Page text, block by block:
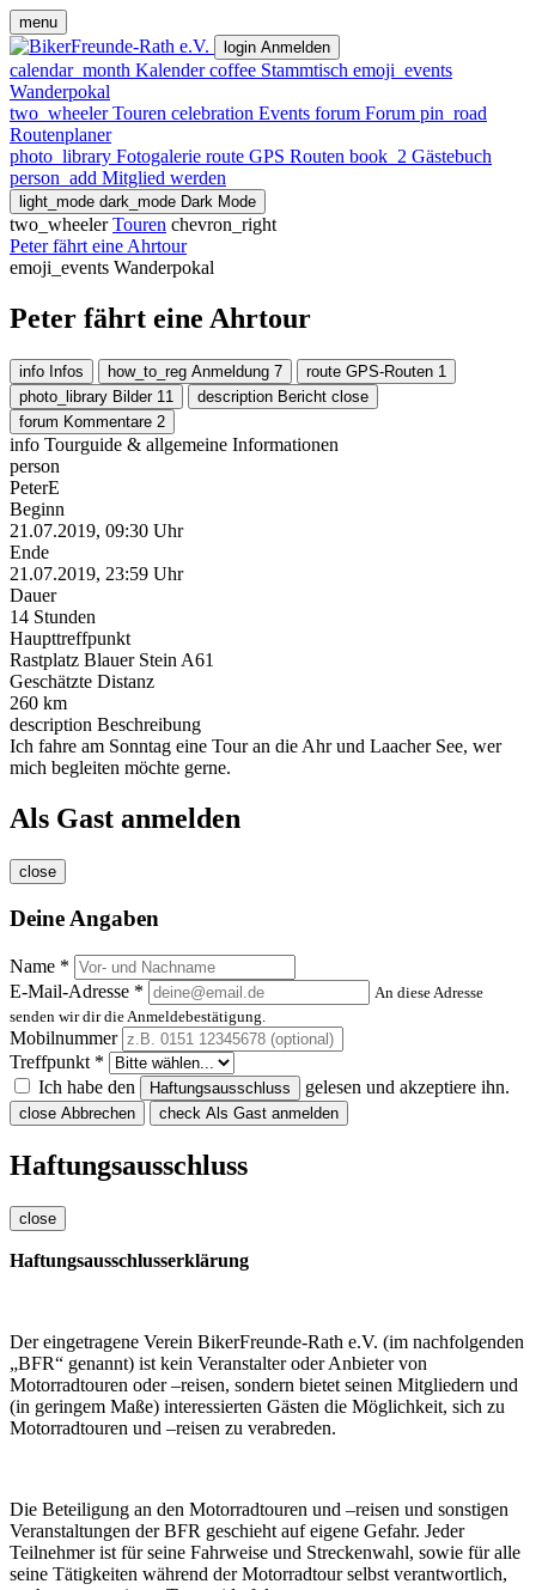
menu
login Anmelden
calendar_month Kalender coffee Stammtisch emoji_events
Wanderpokal
two_wheeler Touren celebration Events forum Forum pin_road
Routenplaner
photo_library Fotogalerie route GPS Routen book_2 Gästebuch
person_add Mitglied werden
light_mode dark_mode Dark Mode
two_wheeler Touren chevron_right
Peter fährt eine Ahrtour
emoji_events Wanderpokal
Peter fährt eine Ahrtour
info Infos how_to_reg Anmeldung 7 route GPS-Routen 1
photo_library Bilder 11 description Bericht close
forum Kommentare 2
info Tourguide & allgemeine Informationen
person
PeterE
Beginn
21.07.2019, 09:30 Uhr
Ende
21.07.2019, 23:59 Uhr
Dauer
14 Stunden
Haupttreffpunkt
Rastplatz Blauer Stein A61
Geschätzte Distanz
260 km
description Beschreibung
Ich fahre am Sonntag eine Tour an die Ahr und Laacher See, wer
mich begleiten möchte gerne.
Als Gast anmelden
close
Deine Angaben
Name *
E-Mail-Adresse *
An diese Adresse
senden wir dir die Anmeldebestätigung.
Mobilnummer
Treffpunkt *
Ich habe den
Haftungsausschluss gelesen und akzeptiere ihn.
close Abbrechen check Als Gast anmelden
Haftungsausschluss
close
Haftungsausschlusserklärung
Der eingetragene Verein BikerFreunde-Rath e.V. (im nachfolgenden
„BFR“ genannt) ist kein Veranstalter oder Anbieter von
Motorradtouren oder –reisen, sondern bietet seinen Mitgliedern und
(in geringem Maße) interessierten Gästen die Möglichkeit, sich zu
Motorradtouren und –reisen zu verabreden.
Die Beteiligung an den Motorradtouren und –reisen und sonstigen
Veranstaltungen der BFR geschieht auf eigene Gefahr. Jeder
Teilnehmer ist für seine Fahrweise und Streckenwahl, sowie für alle
seine Tätigkeiten während der Motorradtour selbst verantwortlich,